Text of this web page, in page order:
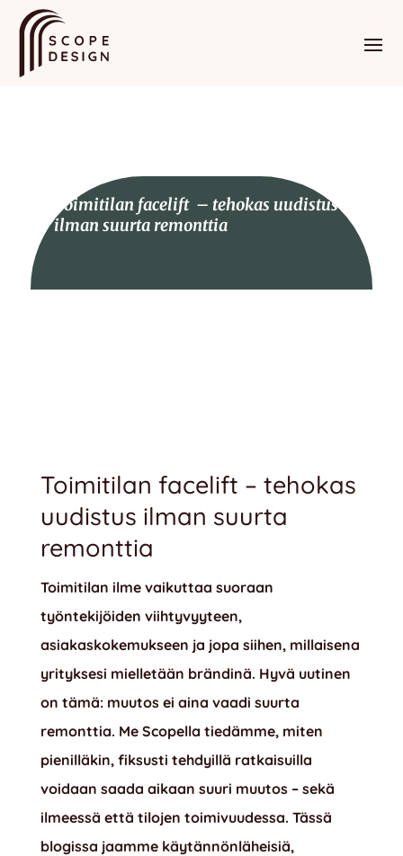
Toimitilan facelift – tehokas uudistus
ilman suurta remonttia
Toimitilan facelift – tehokas
uudistus ilman suurta
remonttia
Toimitilan ilme vaikuttaa suoraan
työntekijöiden viihtyvyyteen,
asiakaskokemukseen ja jopa siihen, millaisena
yrityksesi mielletään brändinä. Hyvä uutinen
on tämä: muutos ei aina vaadi suurta
remonttia. Me Scopella tiedämme, miten
pienilläkin, fiksusti tehdyillä ratkaisuilla
voidaan saada aikaan suuri muutos – sekä
ilmeessä että tilojen toimivuudessa. Tässä
blogissa jaamme käytännönläheisiä,